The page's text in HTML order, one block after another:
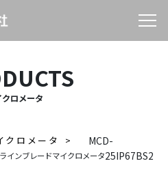
クロメータ
クロメータ
インブレードマイクロメータ
MCD-
25IP67BS2